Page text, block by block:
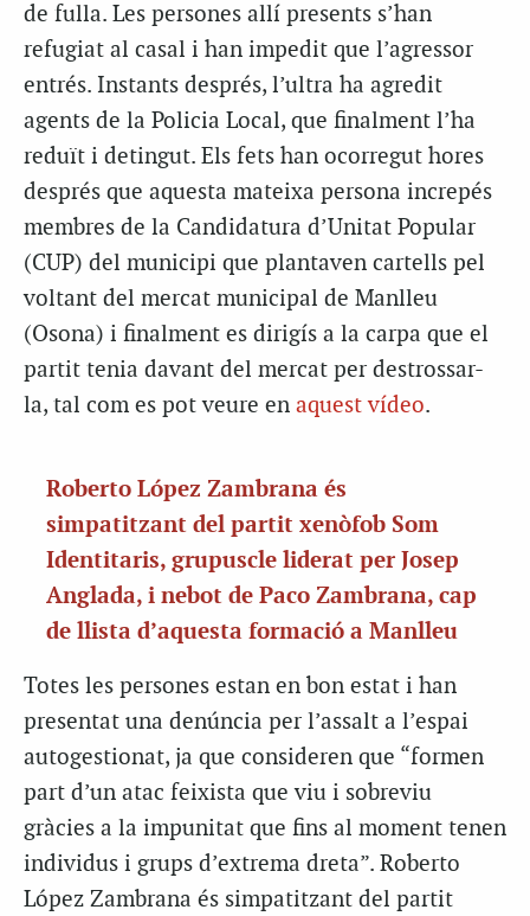
de fulla. Les persones allí presents s’han
refugiat al casal i han impedit que l’agressor
entrés. Instants després, l’ultra ha agredit
agents de la Policia Local, que finalment l’ha
reduït i detingut. Els fets han ocorregut hores
després que aquesta mateixa persona increpés
membres de la Candidatura d’Unitat Popular
(CUP) del municipi que plantaven cartells pel
voltant del mercat municipal de Manlleu
(Osona) i finalment es dirigís a la carpa que el
partit tenia davant del mercat per destrossar-
la, tal com es pot veure en aquest vídeo.
Roberto López Zambrana és
simpatitzant del partit xenòfob Som
Identitaris, grupuscle liderat per Josep
Anglada, i nebot de Paco Zambrana, cap
de llista d’aquesta formació a Manlleu
Totes les persones estan en bon estat i han
presentat una denúncia per l’assalt a l’espai
autogestionat, ja que consideren que “formen
part d’un atac feixista que viu i sobreviu
gràcies a la impunitat que fins al moment tenen
individus i grups d’extrema dreta”. Roberto
López Zambrana és simpatitzant del partit